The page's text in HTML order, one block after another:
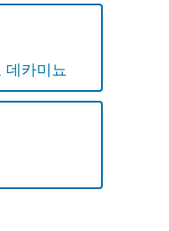
데카미뇨